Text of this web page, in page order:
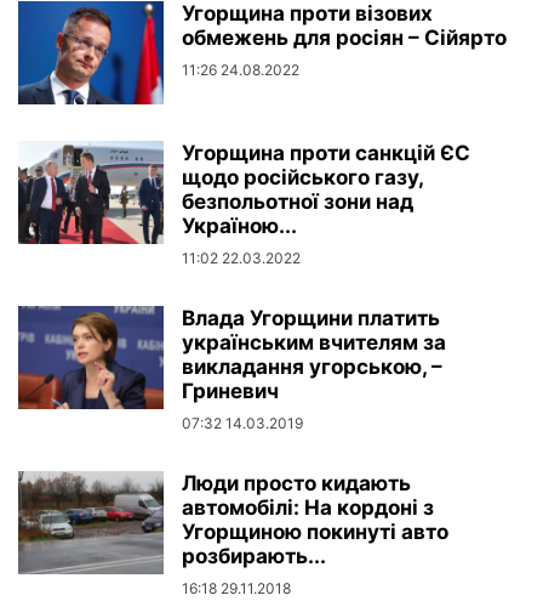
Угорщина проти візових
обмежень для росіян – Сійярто
11:26 24.08.2022
Угорщина проти санкцій ЄС
щодо російського газу,
безпольотної зони над
Україною...
11:02 22.03.2022
Влада Угорщини платить
українським вчителям за
викладання угорською, –
Гриневич
07:32 14.03.2019
Люди просто кидають
автомобілі: На кордоні з
Угорщиною покинуті авто
розбирають...
16:18 29.11.2018